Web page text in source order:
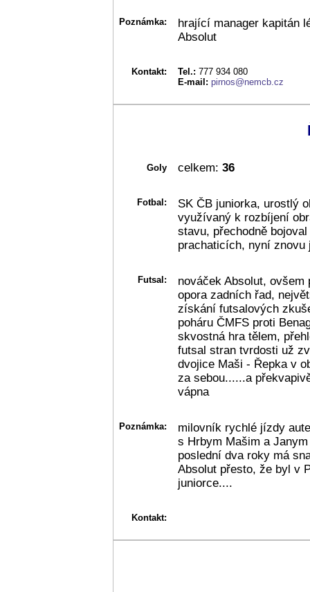
Poznámka:
hrající manager kapitán
Absolut
Kontakt: Tel.: 777 934 080
E-mail: pirnos@nemcb.cz
Goly celkem: 36
Fotbal:
SK ČB juniorka, urostlý
využívaný k rozbíjení
stavu, přechodně
prachaticích, nyní znovu
Futsal:
nováček Absolut,
opora zadních řad,
získání futsalových
poháru ČMFS proti
skvostná hra tělem,
futsal stran tvrdosti už
dvojice Maši - Řepka v
za sebou......a
vápna
Poznámka:
milovník rychlé jízdy
s Hrbym Mašim a
poslední dva roky má
Absolut přesto, že byl v
juniorce....
Kontakt: